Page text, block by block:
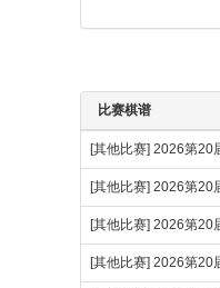
比赛棋谱
[其他比赛] 2026第20
[其他比赛] 2026第20
[其他比赛] 2026第20
[其他比赛] 2026第20